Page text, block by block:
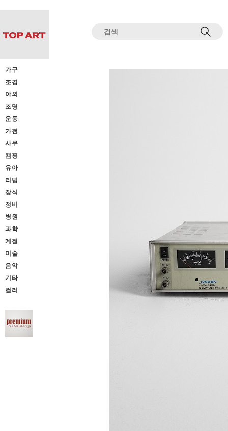
가구
조경
야외
조명
운동
가전
사무
캠핑
유아
리빙
장식
정비
병원
과학
계절
미술
음악
기타
컬러